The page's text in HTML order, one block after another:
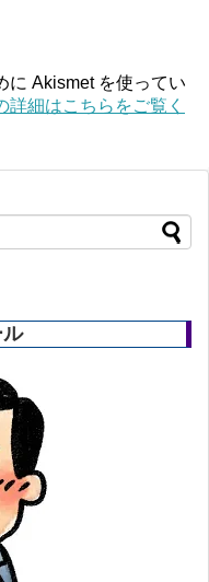
に Akismet を使ってい
詳細はこちらをご覧く